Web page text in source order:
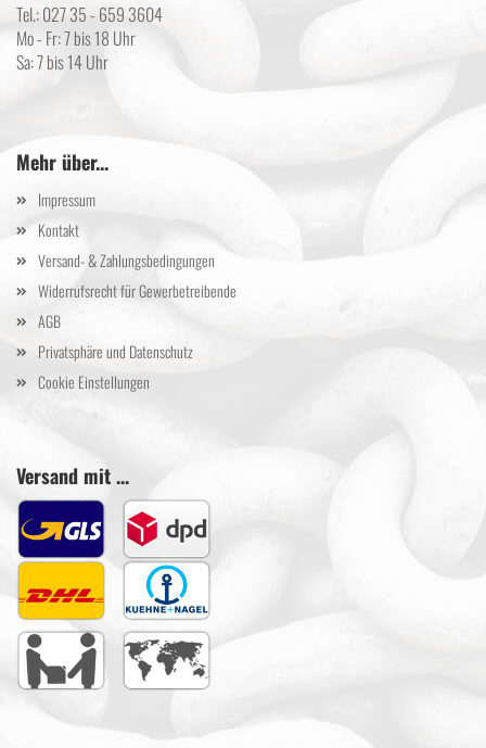
Tel.: 027 35 - 659 3604
Mo - Fr: 7 bis 18 Uhr
Sa: 7 bis 14 Uhr
Mehr über...
Impressum
Kontakt
Versand- & Zahlungsbedingungen
Widerrufsrecht für Gewerbetreibende
AGB
Privatsphäre und Datenschutz
Cookie Einstellungen
Versand mit ...